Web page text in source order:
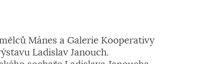
Mánes a Galerie Kooperativy
Ladislav Janouch.